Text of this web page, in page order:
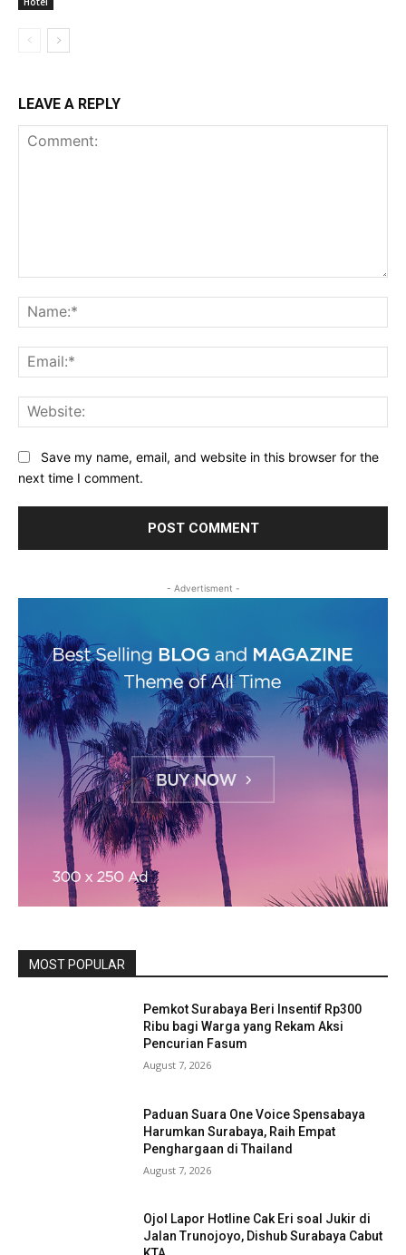
LEAVE A REPLY
Save my name, email, and website in this browser for the
next time I comment.
- Advertisment -
MOST POPULAR
Pemkot Surabaya Beri Insentif Rp300
Ribu bagi Warga yang Rekam Aksi
Pencurian Fasum
August 7, 2026
Paduan Suara One Voice Spensabaya
Harumkan Surabaya, Raih Empat
Penghargaan di Thailand
August 7, 2026
Ojol Lapor Hotline Cak Eri soal Jukir di
Jalan Trunojoyo, Dishub Surabaya Cabut